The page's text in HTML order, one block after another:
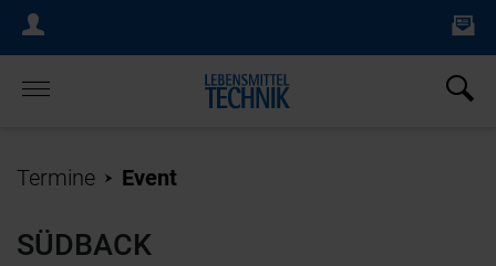
Login Menu
Home
Termine Event
SÜDBACK
×